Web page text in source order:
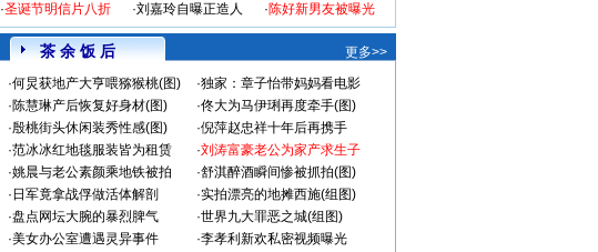
·圣诞节明信片八折
·刘嘉玲自曝正造人
·陈好新男友被曝光
茶 余 饭 后
更多>>
·何炅获地产大亨喂猕猴桃(图) ·独家：章子怡带妈妈看电影
·陈慧琳产后恢复好身材(图) ·佟大为马伊琍再度牵手(图)
·殷桃街头休闲装秀性感(图) ·倪萍赵忠祥十年后再携手
·范冰冰红地毯服装皆为租赁 ·刘涛富豪老公为家产求生子
·姚晨与老公素颜乘地铁被拍 ·舒淇醉酒瞬间惨被抓拍(图)
· 日军竟拿战俘做活体解剖 ·实拍漂亮的地摊西施(组图)
·盘点网坛大腕的暴烈脾气 ·世界九大罪恶之城(组图)
·美女办公室遭遇灵异事件 ·李孝利新欢私密视频曝光